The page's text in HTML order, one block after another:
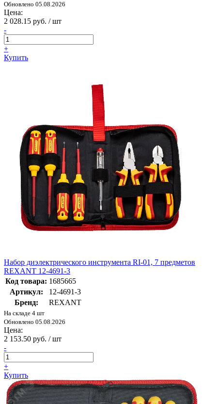
Обновлено 05.08.2026
Цена:
2 028.15 руб. / шт
-
+
Купить
Набор диэлектрического инструмента RI-01, 7 предметов
REXANT 12-4691-3
Код товара: 1685665
Артикул:
12-4691-3
Бренд:
REXANT
На складе 4 шт
Обновлено 05.08.2026
Цена:
2 153.50 руб. / шт
-
+
Купить